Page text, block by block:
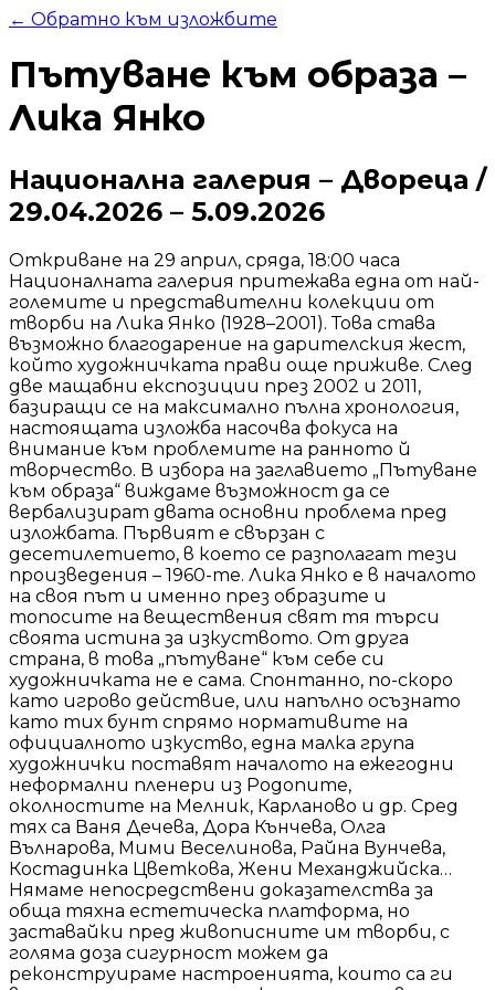
← Обратно към изложбите
Пътуване към образа –
Лика Янко
Национална галерия – Двореца /
29.04.2026 – 5.09.2026
Откриване на 29 април, сряда, 18:00 часа
Националната галерия притежава една от най-
големите и представителни колекции от
творби на Лика Янко (1928–2001). Това става
възможно благодарение на дарителския жест,
който художничката прави още приживе. След
две мащабни експозиции през 2002 и 2011,
базиращи се на максимално пълна хронология,
настоящата изложба насочва фокуса на
внимание към проблемите на ранното й
творчество. В избора на заглавието „Пътуване
към образа“ виждаме възможност да се
вербализират двата основни проблема пред
изложбата. Първият е свързан с
десетилетието, в което се разполагат тези
произведения – 1960-те. Лика Янко е в началото
на своя път и именно през образите и
топосите на веществения свят тя търси
своята истина за изкуството. От друга
страна, в това „пътуване“ към себе си
художничката не е сама. Спонтанно, по-скоро
като игрово действие, или напълно осъзнато
като тих бунт спрямо нормативите на
официалното изкуство, една малка група
художнички поставят началото на ежегодни
неформални пленери из Родопите,
околностите на Мелник, Карланово и др. Сред
тях са Ваня Дечева, Дора Кънчева, Олга
Вълнарова, Мими Веселинова, Райна Вунчева,
Костадинка Цветкова, Жени Механджийска…
Нямаме непосредствени доказателства за
обща тяхна естетическа платформа, но
заставайки пред живописните им творби, с
голяма доза сигурност можем да
реконструираме настроенията, които са ги